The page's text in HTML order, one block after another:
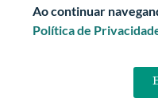
História
Informações
Ao continuar
Política de